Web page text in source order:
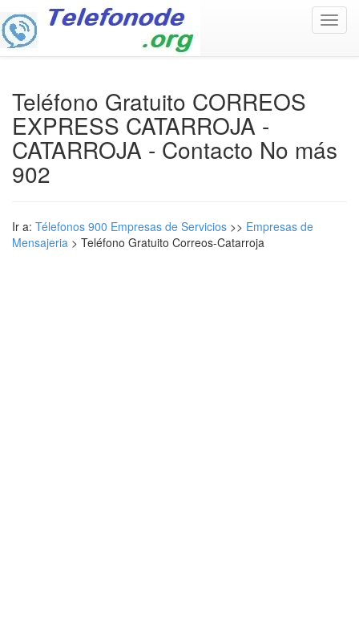
Teléfono Gratuito CORREOS
EXPRESS CATARROJA -
CATARROJA - Contacto No más
902
Ir a: Télefonos 900 Empresas de Servicios >> Empresas de
Mensajeria > Teléfono Gratuito Correos-Catarroja